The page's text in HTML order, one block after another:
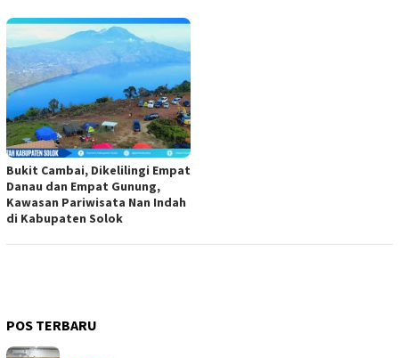
Bukit Cambai, Dikelilingi Empat
Danau dan Empat Gunung,
Kawasan Pariwisata Nan Indah
di Kabupaten Solok
POS TERBARU